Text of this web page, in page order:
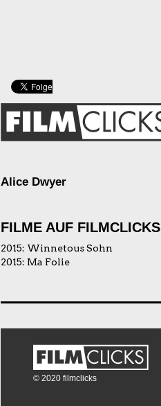
Alice Dwyer
FILME AUF FILMCLICKS
2015: Winnetous Sohn
2015: Ma Folie
© 2020 filmclicks